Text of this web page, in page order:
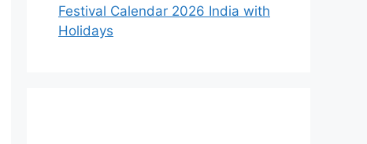
Festival Calendar 2026 India with
Holidays